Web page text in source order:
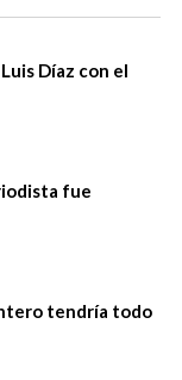
Díaz con el
fue
tendría todo